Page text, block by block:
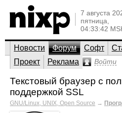
7 августа
пятница,
04:33:42
Новости Форум Софт
Проект
Реклама Войти
Текстовый браузер с
поддержкой SSL
GNU/Linux, UNIX, Open Source →